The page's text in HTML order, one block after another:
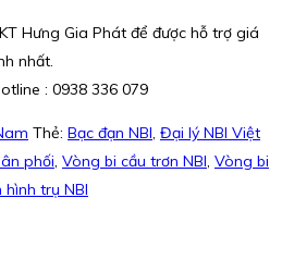
Hưng Gia Phát để được hỗ trợ giá
nhất.
: 0938 336 079
Thẻ: Bạc đạn NBI Đại lý NBI Việt
phối Vòng bi cầu trơn NBI Vòng bi
hình trụ NBI